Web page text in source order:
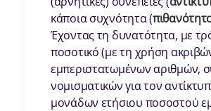
κάποια συχνότητα (
Έχοντας τη δυνατότητα, με
ποσοτικό (με τη χρήση
εμπεριστατωμένων αριθμών,
νομισματικών για τον
μονάδων ετήσιου ποσοστού